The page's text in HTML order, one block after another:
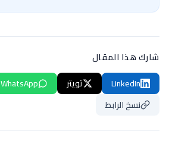
شارك هذا المقال
LinkedIn
تويتر WhatsApp
نسخ الرابط